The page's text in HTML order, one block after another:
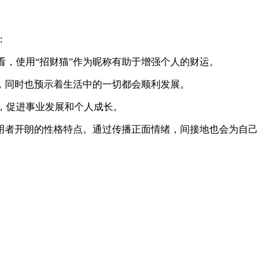
使用“招财猫”作为昵称有助于增强个人的财运。
时也预示着生活中的一切都会顺利发展。
进事业发展和个人成长。
开朗的性格特点。通过传播正面情绪，间接地也会为自己